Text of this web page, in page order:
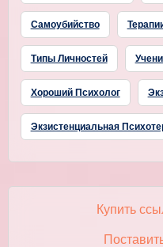
Самоубийство
Типы Личностей
Хороший Психолог
Экзистенциальная
Купить